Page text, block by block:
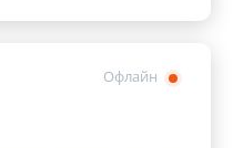
Офлайн